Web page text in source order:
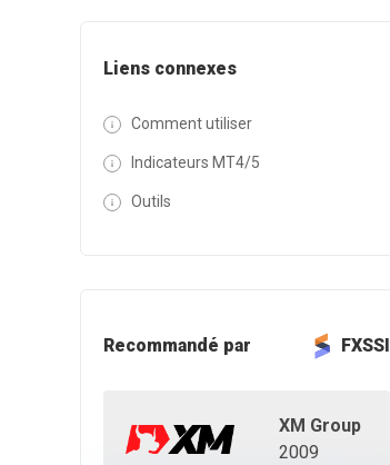
Liens connexes
Comment utiliser
Indicateurs MT4/5
Outils
Recommandé par FXSSI
XM Group
2009